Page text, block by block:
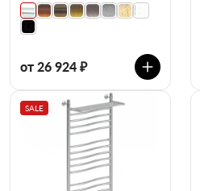
от 26 924 ₽
SALE